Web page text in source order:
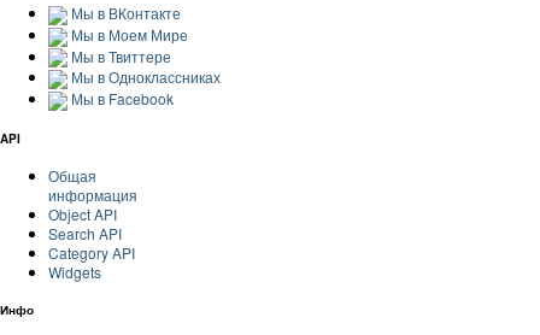
Мы в ВКонтакте
Мы в Моем Мире
Мы в Твиттере
Мы в Одноклассниках
Мы в Facebook
API
Общая
информация
Object API
Search API
Category API
Widgets
Инфо